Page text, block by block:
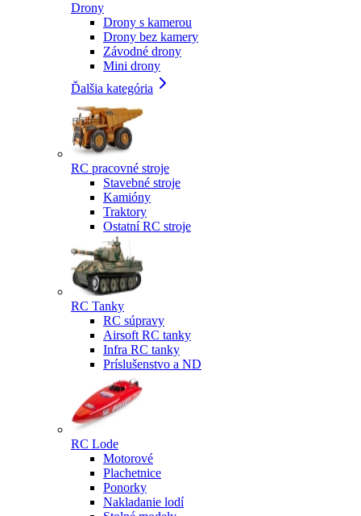
Drony
Drony s kamerou
Drony bez kamery
Závodné drony
Mini drony
Ďalšia kategória
RC pracovné stroje
Stavebné stroje
Kamióny
Traktory
Ostatní RC stroje
RC Tanky
RC súpravy
Airsoft RC tanky
Infra RC tanky
Príslušenstvo a ND
RC Lode
Motorové
Plachetnice
Ponorky
Nakladanie lodí